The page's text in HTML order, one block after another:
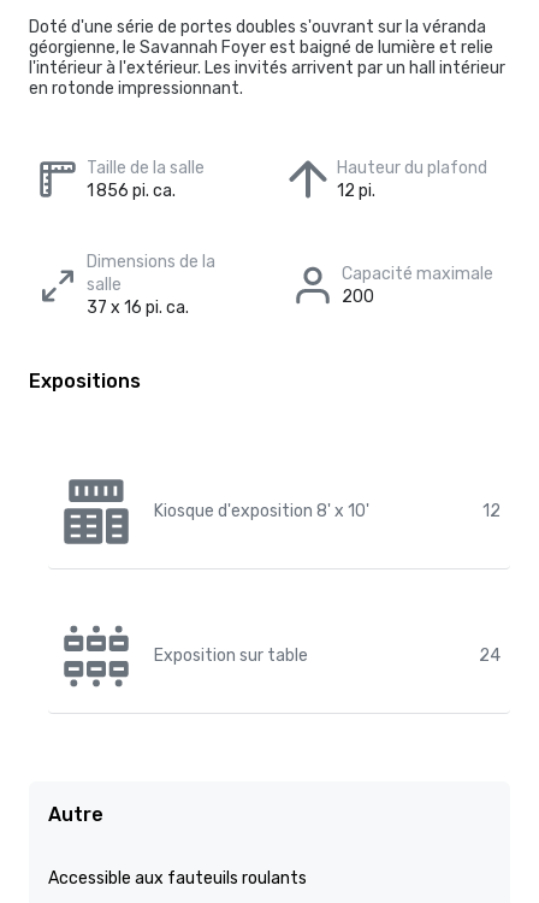
Doté d'une série de portes doubles s'ouvrant sur la véranda
géorgienne, le Savannah Foyer est baigné de lumière et relie
l'intérieur à l'extérieur. Les invités arrivent par un hall intérieur
en rotonde impressionnant.
Taille de la salle
1 856 pi. ca.
Hauteur du plafond
12 pi.
Dimensions de la
salle
37 x 16 pi. ca.
Capacité maximale
200
Expositions
Kiosque d'exposition 8' x 10' 12
Exposition sur table 24
Autre
Accessible aux fauteuils roulants